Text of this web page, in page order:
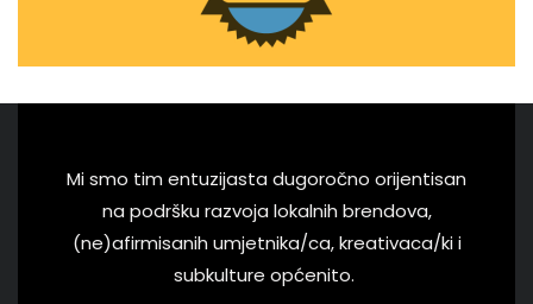
Mi smo tim entuzijasta dugoročno orijentisan
na podršku razvoja lokalnih brendova,
(ne)afirmisanih umjetnika/ca, kreativaca/ki i
subkulture općenito.